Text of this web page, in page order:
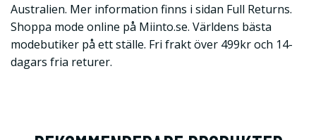
Australien. Mer information finns i sidan Full Returns.
Shoppa mode online på Miinto.se. Världens bästa
modebutiker på ett ställe. Fri frakt över 499kr och 14-
dagars fria returer.